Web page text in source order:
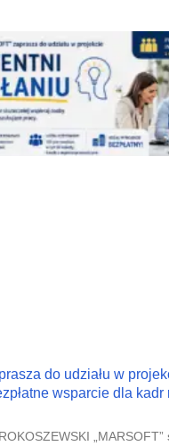
do udziału w
wsparcie dla